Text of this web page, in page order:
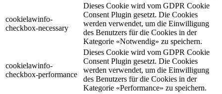
cookielawinfo-
checkbox-necessary
Dieses Cookie wird vom GDPR Cookie
Consent Plugin gesetzt. Die Cookies
werden verwendet, um die Einwilligung
des Benutzers für die Cookies in der
Kategorie «Notwendig» zu speichern.
cookielawinfo-
checkbox-performance
Dieses Cookie wird vom GDPR Cookie
Consent Plugin gesetzt. Die Cookies
werden verwendet, um die Einwilligung
des Benutzers für die Cookies in der
Kategorie «Performance» zu speichern.